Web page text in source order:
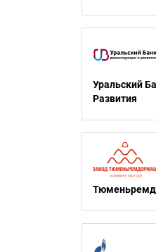
Уральский
Развития